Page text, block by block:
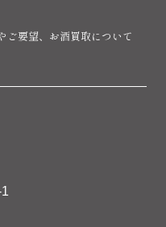
ご要望、お酒買取について